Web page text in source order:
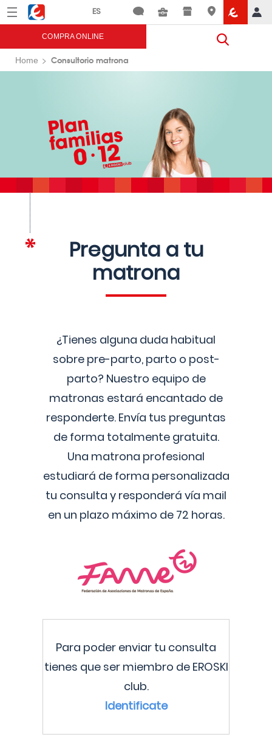
Menú Eroski
COMPRA ONLINE
Home Consultorio matrona
Pregunta a tu
matrona
¿Tienes alguna duda habitual
sobre pre-parto, parto o post-
parto? Nuestro equipo de
matronas estará encantado de
responderte. Envía tus preguntas
de forma totalmente gratuita.
Una matrona profesional
estudiará de forma personalizada
tu consulta y responderá vía mail
en un plazo máximo de 72 horas.
Para poder enviar tu consulta
tienes que ser miembro de EROSKI
club.
Identificate